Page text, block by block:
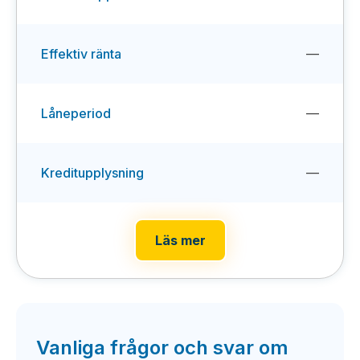
Effektiv ränta —
Låneperiod —
Kreditupplysning —
Läs mer
Vanliga frågor och svar om